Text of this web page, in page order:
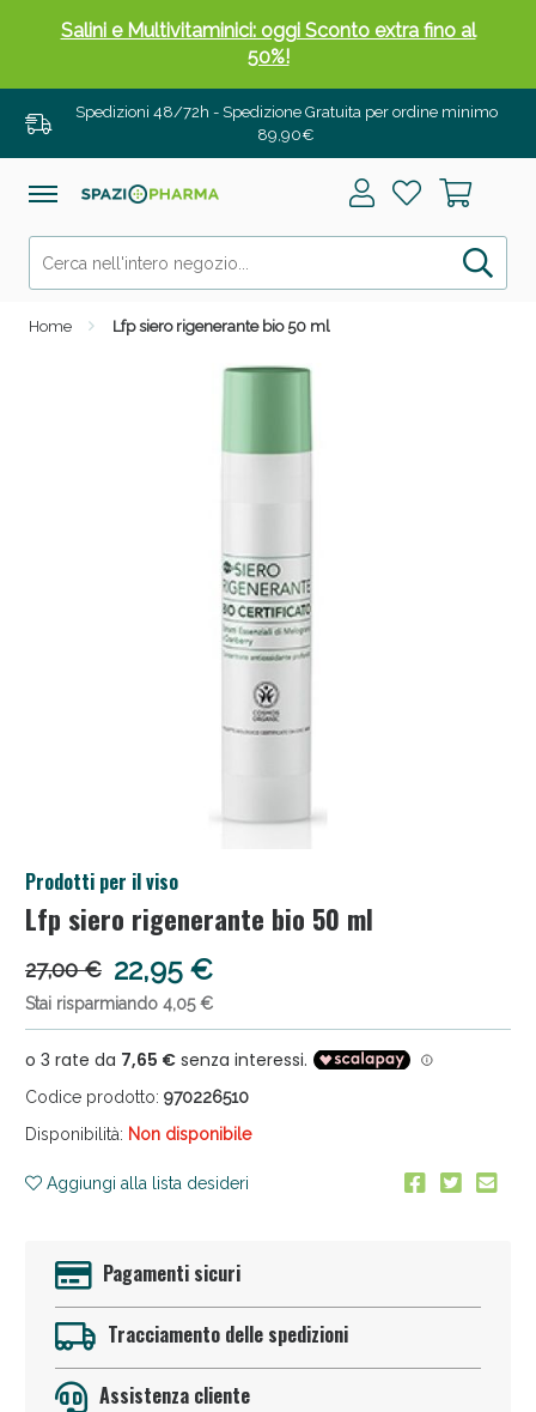
Spedizioni 48/72h - Spedizione Gratuita per ordine minimo
89,90€
Home Lfp siero rigenerante bio 50 ml
Prodotti per il viso
Lfp siero rigenerante bio 50 ml
27,00 € 22,95 €
Stai risparmiando 4,05 €
Codice prodotto: 970226510
Disponibilità: Non disponibile
Aggiungi alla lista desideri
Pagamenti sicuri
Tracciamento delle spedizioni
Assistenza cliente
Salini e Multivitaminici: oggi Sconto extra fino al
50%!
Anticellulite e Fanghi: Sconto fino al 40% valido
Anticellulite e Fanghi: Sconto fino al 40% valido
Sconto fino al 55% disponibile oggi!